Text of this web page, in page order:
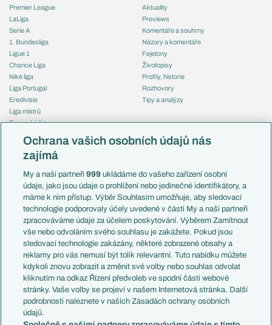
Premier League
LaLiga
Serie A
1. Bundesliga
Ligue 1
Chance Liga
Niké liga
Liga Portugal
Eredivisie
Liga mistrů
Evropská liga
Mistrovství světa
Liga národů
Témata
Představení týmů MS
EuroSkauting
PL v kostce
Evropské koeficienty
Přestupy
Přestupové spekulace
Zranění
Kluby
Arsenal FC
Chelsea FC
Aktuality
Previews
Komentáře a souhrny
Názory a komentáře
Fejetony
Životopisy
Profily, historie
Rozhovory
Tipy a analýzy
Česko
Francie
Itálie
Německo
Španělsko
Argentina
Brazílie
Přestupy
Zápasy
Livescore
Tipovací soutěž
Ochrana vašich osobních údajů nás
zajímá
My a naši partneři999 ukládáme do vašeho zařízení osobní
údaje, jako jsou údaje o prohlížení nebo jedinečné identifikátory, a
máme k nim přístup. Výběr Souhlasím umožňuje, aby sledovací
technologie podporovaly účely uvedené v části My a naši partneři
zpracováváme údaje za účelem poskytování. Výběrem Zamítnout
vše nebo odvoláním svého souhlasu je zakážete. Pokud jsou
sledovací technologie zakázány, některé zobrazené obsahy a
reklamy pro vás nemusí být tolik relevantní. Tuto nabídku můžete
kdykoli znovu zobrazit a změnit své volby nebo souhlas odvolat
kliknutím na odkaz Řízení předvoleb ve spodní části webové
stránky. Vaše volby se projeví v našem Internetová stránka. Další
podrobnosti naleznete v našich Zásadách ochrany osobních
údajů.